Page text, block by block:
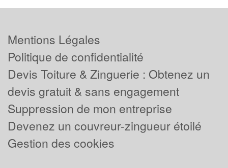
Mentions Légales
Politique de confidentialité
Devis Toiture & Zinguerie : Obtenez un
devis gratuit & sans engagement
Suppression de mon entreprise
Devenez un couvreur-zingueur étoilé
Gestion des cookies